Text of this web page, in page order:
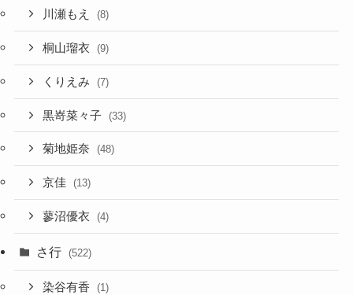
川瀬もえ (8)
桐山瑠衣 (9)
くりえみ (7)
黒嵜菜々子 (33)
菊地姫奈 (48)
京佳 (13)
蓼沼優衣 (4)
さ行 (522)
染谷有香 (1)